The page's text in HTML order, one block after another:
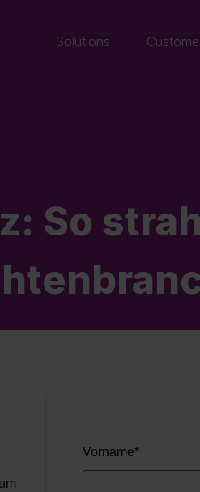
Solutions
So
Vorname*